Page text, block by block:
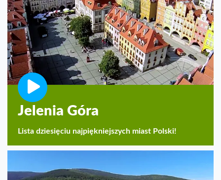
Jelenia Góra
Lista dziesięciu najpiękniejszych miast Polski!